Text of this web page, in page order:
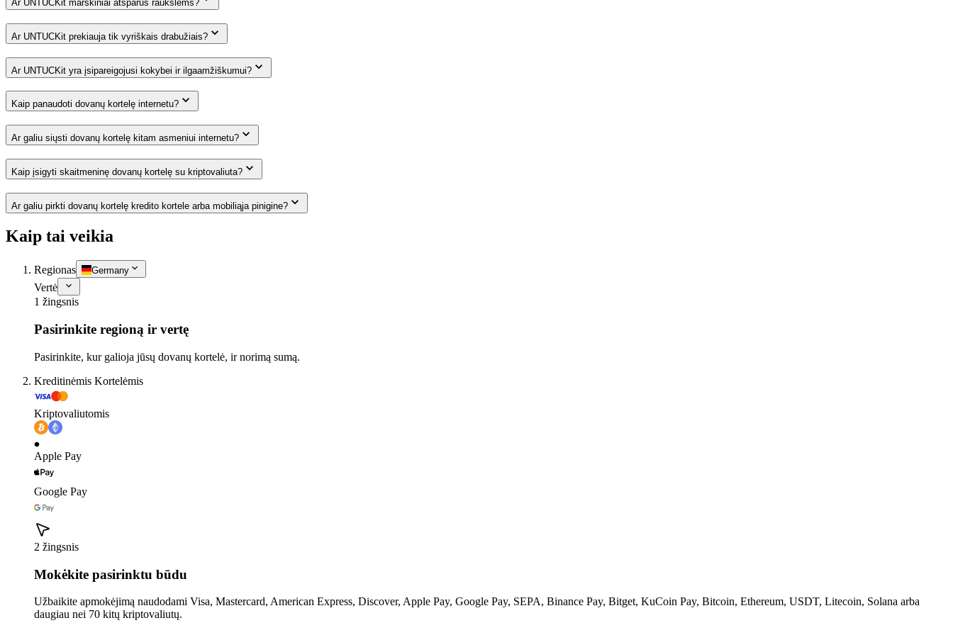
Ar UNTUCKit marškiniai atsparūs raukšlėms?
Ar UNTUCKit prekiauja tik vyriškais drabužiais?
Ar UNTUCKit yra įsipareigojusi kokybei ir ilgaamžiškumui?
Kaip panaudoti dovanų kortelę internetu?
Ar galiu siųsti dovanų kortelę kitam asmeniui internetu?
Kaip įsigyti skaitmeninę dovanų kortelę su kriptovaliuta?
Ar galiu pirkti dovanų kortelę kredito kortele arba mobiliąja pinigine?
Kaip tai veikia
Regionas Germany
Vertė
1 žingsnis
Pasirinkite regioną ir vertę
Pasirinkite, kur galioja jūsų dovanų kortelė, ir norimą sumą.
Kreditinėmis Kortelėmis
Kriptovaliutomis
Apple Pay
Google Pay
2 žingsnis
Mokėkite pasirinktu būdu
Užbaikite apmokėjimą naudodami Visa, Mastercard, American Express, Discover, Apple Pay, Google Pay, SEPA, Binance Pay, Bitget, KuCoin Pay, Bitcoin, Ethereum, USDT, Litecoin, Solana arba
daugiau nei 70 kitų kriptovaliutų.